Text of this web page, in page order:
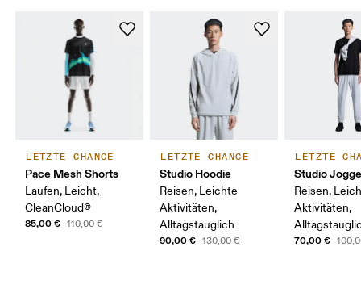
LETZTE CHANCE
Pace Mesh Shorts
Laufen, Leicht,
CleanCloud®
85,00 € 110,00 €
LETZTE CHANCE
Studio Hoodie
Reisen, Leichte
Aktivitäten,
Alltagstauglich
90,00 € 130,00 €
LETZTE
Studio
Reisen,
Aktivitäten,
70,00 €